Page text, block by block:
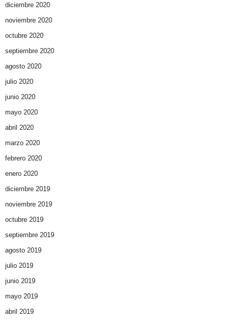
diciembre 2020
noviembre 2020
octubre 2020
septiembre 2020
agosto 2020
julio 2020
junio 2020
mayo 2020
abril 2020
marzo 2020
febrero 2020
enero 2020
diciembre 2019
noviembre 2019
octubre 2019
septiembre 2019
agosto 2019
julio 2019
junio 2019
mayo 2019
abril 2019